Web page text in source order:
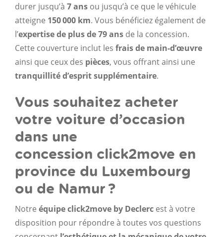
durer jusqu’à 7 ans ou jusqu’à ce que le véhicule
atteigne 150000 km. Vous bénéficiez également de
l’expertise de plus de 79 ans de la concession.
Cette couverture inclut les frais de main-d’œuvre
ainsi que ceux des pièces, vous offrant ainsi une
tranquillité d’esprit supplémentaire.
Vous souhaitez acheter
votre voiture d’occasion
dans une
concession click2move en
province du Luxembourg
ou de Namur ?
Notre équipe click2move by Declerc est à votre
disposition pour répondre à toutes vos questions